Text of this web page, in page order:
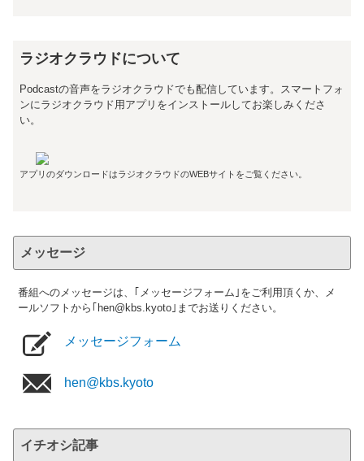
ラジオクラウドについて
Podcastの音声をラジオクラウドでも配信しています。スマートフォ
ンにラジオクラウド用アプリをインストールしてお楽しみくださ
い。
アプリのダウンロードはラジオクラウドのWEBサイトをご覧ください。
メッセージ
番組へのメッセージは、｢メッセージフォーム｣をご利用頂くか、メ
ールソフトから｢hen@kbs.kyoto｣までお送りください。
メッセージフォーム
hen@kbs.kyoto
イチオシ記事